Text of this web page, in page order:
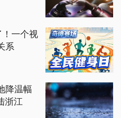
！一个视
系
降温幅
浙江